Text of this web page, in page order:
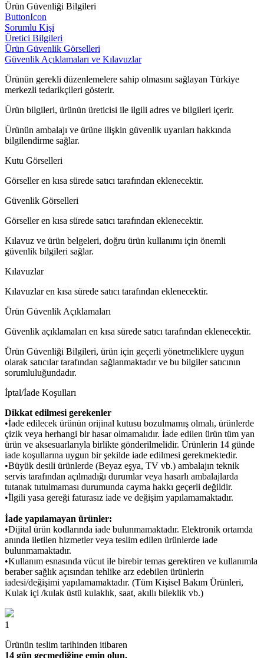
Ürün Güvenliği Bilgileri
ButtonIcon
Sorumlu Kişi
Üretici Bilgileri
Ürün Güvenlik Görselleri
Güvenlik Açıklamaları ve Kılavuzlar
Ürünün gerekli düzenlemelere sahip olmasını sağlayan Türkiye
merkezli tedarikçileri gösterir.
Ürün bilgileri, ürünün üreticisi ile ilgili adres ve bilgileri içerir.
Ürünün ambalajı ve ürüne ilişkin güvenlik uyarıları hakkında
bilgilendirme sağlar.
Kutu Görselleri
Görseller en kısa sürede satıcı tarafından eklenecektir.
Güvenlik Görselleri
Görseller en kısa sürede satıcı tarafından eklenecektir.
Kılavuz ve ürün belgeleri, doğru ürün kullanımı için önemli
güvenlik bilgileri sağlar.
Kılavuzlar
Kılavuzlar en kısa sürede satıcı tarafından eklenecektir.
Ürün Güvenlik Açıklamaları
Güvenlik açıklamaları en kısa sürede satıcı tarafından eklenecektir.
Ürün Güvenliği Bilgileri, ürün için geçerli yönetmeliklere uygun
olarak satıcılar tarafından sağlanmaktadır ve bu bilgiler satıcının
sorumluluğundadır.
İptal/İade Koşulları
Dikkat edilmesi gerekenler
•İade edilecek ürünün orijinal kutusu bozulmamış olmalı, ürünlerde
çizik veya herhangi bir hasar olmamalıdır. İade edilen ürün tüm yan
ürün ve aksesuarlarıyla birlikte gönderilmelidir. Ürünlerin 14 günde
iade koşullarına uygun bir şekilde iade edilmesi gerekmektedir.
•Büyük desili ürünlerde (Beyaz eşya, TV vb.) ambalajın teknik
servis tarafından açılmadığı durumlar veya hasarlı ambalajlarda
tutanak tutulmaması durumunda cayma hakkı geçerli değildir.
•İlgili yasa gereği faturasız iade ve değişim yapılamamaktadır.
İade yapılamayan ürünler:
•Dijital ürün kodlarında iade bulunmamaktadır. Elektronik ortamda
anında iletilen hizmetler veya teslim edilen ürünlerde iade
bulunmamaktadır.
•Kullanım esnasında vücut ile birebir temas gerektiren ve kullanımla
beraber sağlık açısından tehlike arz edebilen ürünlerin
iadesi/değişimi yapılamamaktadır. (Tüm Kişisel Bakım Ürünleri,
Kulak içi /kulak üstü kulaklık, saat, akıllı bileklik vb.)
1
Ürünün teslim tarihinden itibaren
14 gün geçmediğine emin olun.